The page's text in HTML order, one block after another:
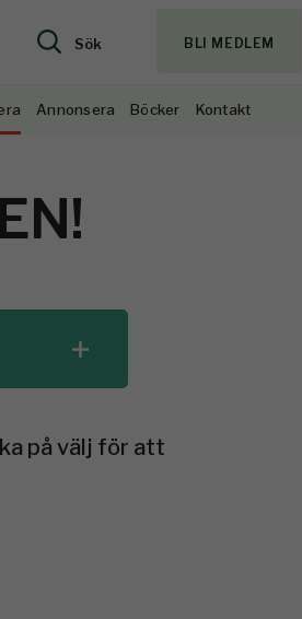
Sök BLI MEDLEM
Annonsera Böcker Kontakt
på välj för att